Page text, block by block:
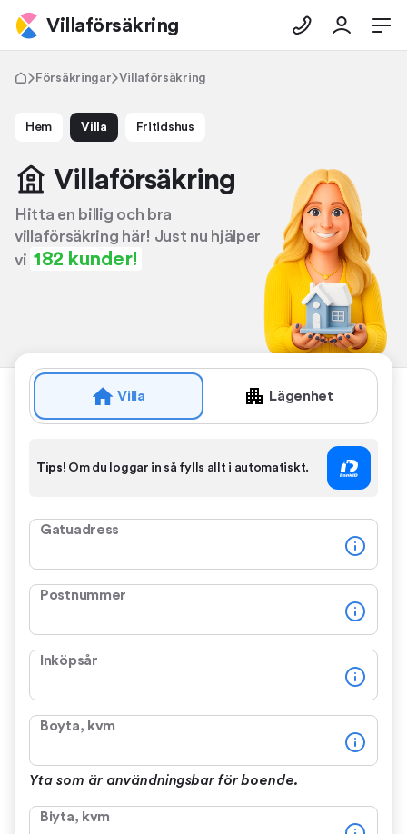
Villaförsäkring
Försäkringar Villaförsäkring
Hem Villa Fritidshus
Villa­försäkring
Hitta en billig och bra
villaförsäkring här! Just nu hjälper
vi 182 kunder!
Villa Lägenhet
Tips! Om du loggar in så fylls allt i automatiskt.
Gatuadress
Postnummer
Inköpsår
Boyta, kvm
Yta som är användningsbar för boende.
Biyta, kvm